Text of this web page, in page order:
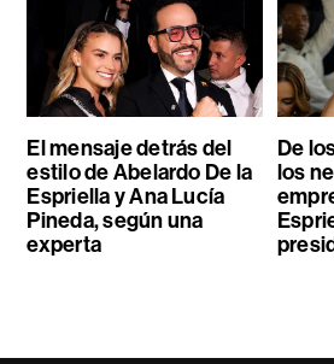
El mensaje detrás del
estilo de Abelardo De la
Espriella y Ana Lucía
Pineda, según una
experta
De
los